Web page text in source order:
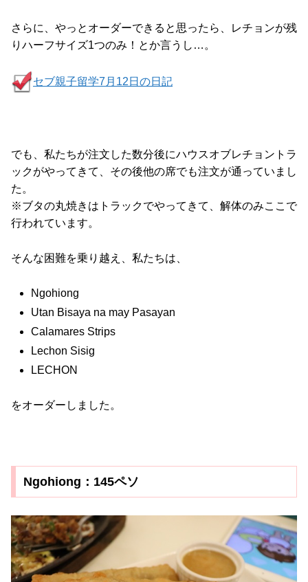
さらに、やっとオーダーできると思ったら、レチョンが残
りハーフサイズ1つのみ！とか言うし…。
セブ親子留学7月12日の日記
でも、私たちが注文した数分後にハウスオブレチョントラ
ックがやってきて、その後他の席でも注文が通っていまし
た。
※ブタの丸焼きはトラックでやってきて、解体のみここで
行われています。
そんな困難を乗り越え、私たちは、
Ngohiong
Utan Bisaya na may Pasayan
Calamares Strips
Lechon Sisig
LECHON
をオーダーしました。
Ngohiong：145ペソ